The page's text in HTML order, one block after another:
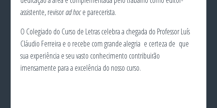
assistente, revisorad hoce parecerista.
O Colegiado do Curso de Letras celebra a chegada do Professor Luís
Cláudio Ferreira e o recebe com grande alegria e certeza de que
sua experiência e seu vasto conhecimento contribuirão
imensamente para a excelência do nosso curso.